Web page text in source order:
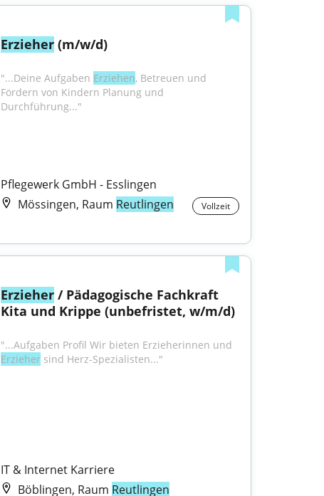
Erzieher (m/w/d)
"...Deine Aufgaben Erziehen, Betreuen und
Fördern von Kindern Planung und
Durchführung..."
Pflegewerk GmbH - Esslingen
Mössingen, Raum Reutlingen Vollzeit
Erzieher / Pädagogische Fachkraft
Kita und Krippe (unbefristet, w/m/d)
Erzieher sind Herz-Spezialisten..."
IT & Internet Karriere
Böblingen, Raum Reutlingen